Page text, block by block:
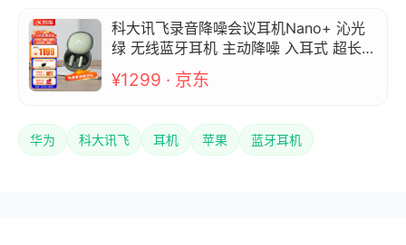
科大讯飞录音降噪会议耳机Nano+ 沁光
绿 无线蓝牙耳机 主动降噪 入耳式 超长续
航 录音转文字 苹果华为通用 iFLYTEK
¥1299 · 京东
华为 科大讯飞 耳机 苹果 蓝牙耳机